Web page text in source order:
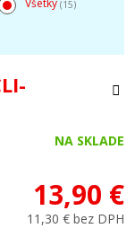
Všetky (15)
NA SKLADE
13,90 €
11,30 € bez DPH